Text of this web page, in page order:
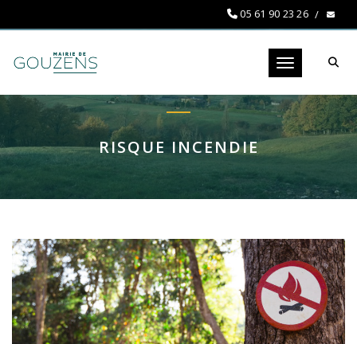
05 61 90 23 26
Toggle
RISQUE INCENDIE